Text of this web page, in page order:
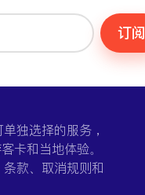
订阅
独选择的服务，
卡和当地体验。
款、取消规则和